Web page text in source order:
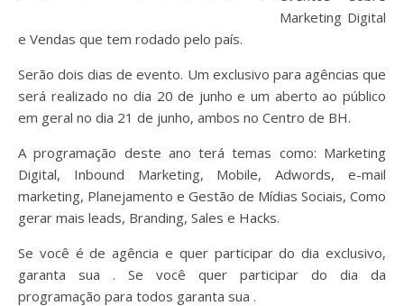
Marketing Digital
e Vendas que tem rodado pelo país.
Serão dois dias de evento. Um exclusivo para agências que
será realizado no dia 20 de junho e um aberto ao público
em geral no dia 21 de junho, ambos no Centro de BH.
A programação deste ano terá temas como: Marketing
Digital, Inbound Marketing, Mobile, Adwords, e-mail
marketing, Planejamento e Gestão de Mídias Sociais, Como
gerar mais leads, Branding, Sales e Hacks.
Se você é de agência e quer participar do dia exclusivo,
garanta sua . Se você quer participar do dia da
programação para todos garanta sua .